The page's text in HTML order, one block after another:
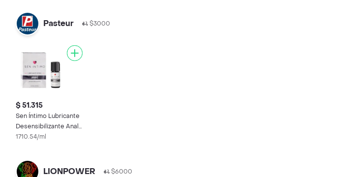
Pasteur $3000
$ 51.315
Sen Íntimo Lubricante
Desensibilizante Anal
30 mL
1710.54/ml
LIONPOWER $6000